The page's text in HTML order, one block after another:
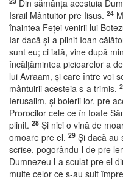
Din sămânţa acestuia
Israil Mântuitor pre Iisus. 24
înaintea Feţei venirii lui
Iar dacă şi-a plinit Ioan
sunt eu; ci iată, vine după
încălţămintea picioarelor a
lui Avraam, şi care între voi
mântuirii acesteia s-a trimis.
Ierusalim, şi boierii lor, pre
Prorocilor cele ce în toate
plinit. 28 Şi nici o vină de
omoare pre el. 29 Şi dacă au
scrise, pogorându-l de pre
Dumnezeu l-a sculat pre el
multe celor ce s-au suit